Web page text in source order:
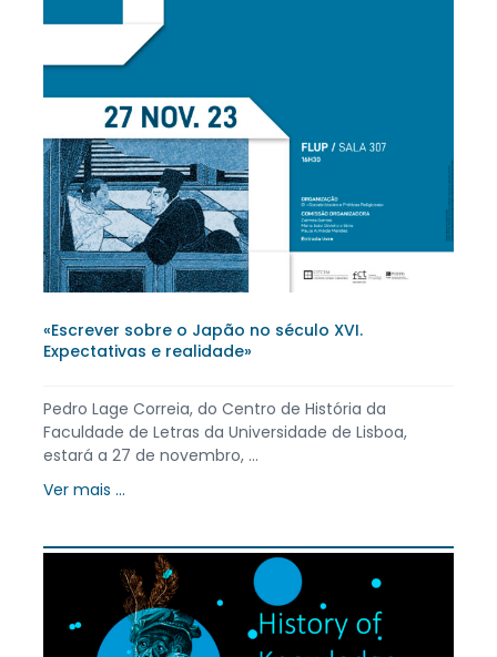
«Escrever sobre o Japão no século XVI.
Expectativas e realidade»
Pedro Lage Correia, do Centro de História da
Faculdade de Letras da Universidade de Lisboa,
estará a 27 de novembro, ...
Ver mais ...